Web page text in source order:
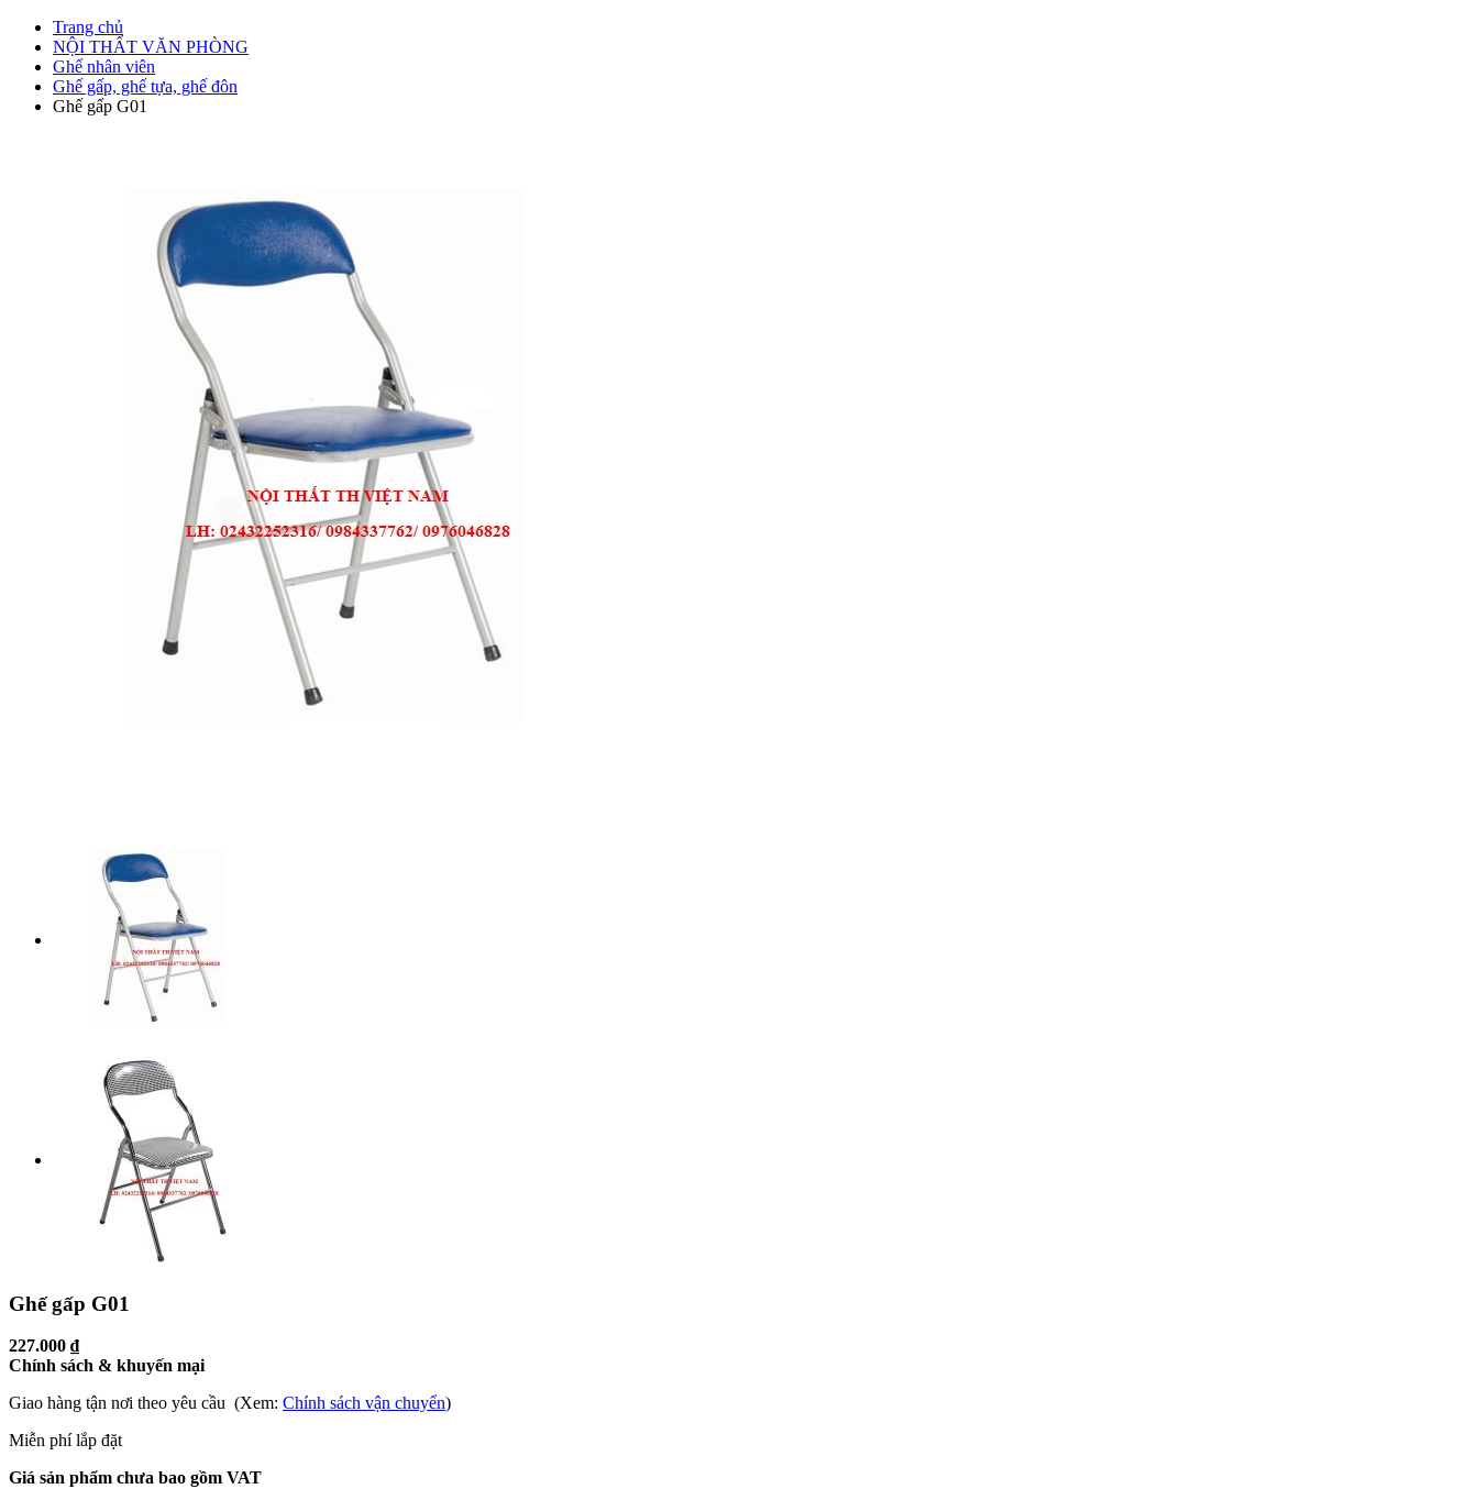
Trang chủ
NỘI THẤT VĂN PHÒNG
Ghế nhân viên
Ghế gấp, ghế tựa, ghế đôn
Ghế gấp G01
Ghế gấp G01
227.000 ₫
Chính sách & khuyến mại
Giao hàng tận nơi theo yêu cầu (Xem: Chính sách vận chuyển)
Miễn phí lắp đặt
Giá sản phẩm chưa bao gồm VAT